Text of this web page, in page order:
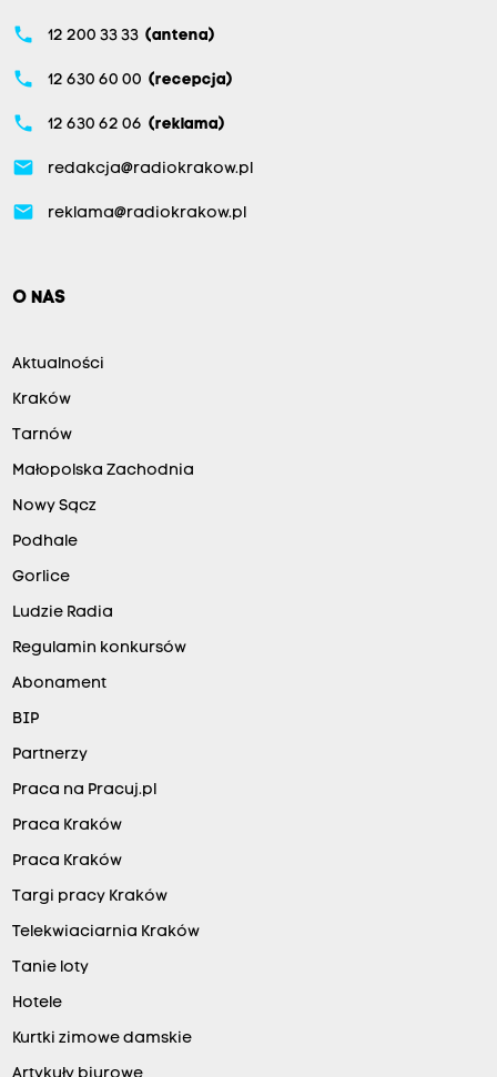
phone 12 200 33 33 (antena)
phone 12 630 60 00 (recepcja)
phone 12 630 62 06 (reklama)
email redakcja@radiokrakow.pl
email reklama@radiokrakow.pl
O NAS
Aktualności
Kraków
Tarnów
Małopolska Zachodnia
Nowy Sącz
Podhale
Gorlice
Ludzie Radia
Regulamin konkursów
Abonament
BIP
Partnerzy
Praca na Pracuj.pl
Praca Kraków
Praca Kraków
Targi pracy Kraków
Telekwiaciarnia Kraków
Tanie loty
Hotele
Kurtki zimowe damskie